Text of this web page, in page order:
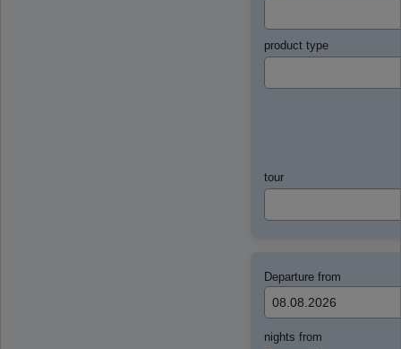
product type
tour
Departure from
nights from